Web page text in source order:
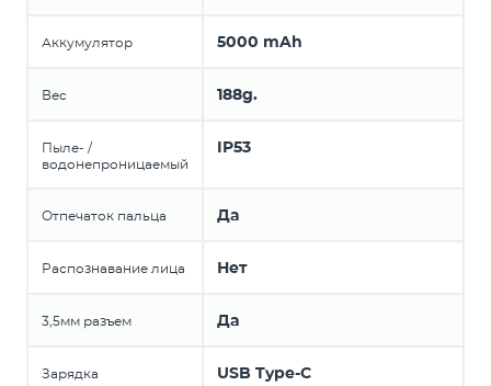
Аккумулятор 5000 mAh
Вес 188g.
Пыле- /
водонепроницаемый
IP53
Отпечаток пальца Да
Распознавание лица Нет
3,5мм разъем Да
Зарядка USB Type-C